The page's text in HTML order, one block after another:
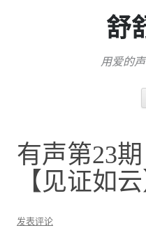
舒
用爱的
有声第23
【见证如云
发表评论